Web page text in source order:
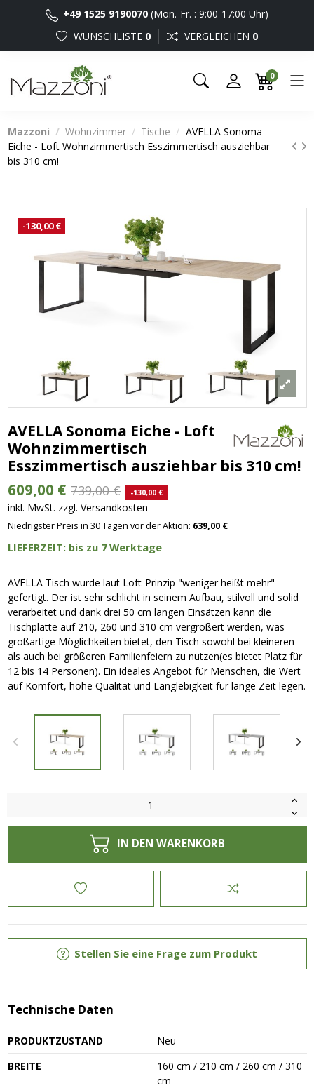
+49 1525 9190070 (Mon.-Fr. : 9:00-17:00 Uhr)
WUNSCHLISTE 0 VERGLEICHEN 0
0
Mazzoni Wohnzimmer Tische
AVELLA Sonoma
Eiche - Loft Wohnzimmertisch Esszimmertisch ausziehbar
bis 310 cm!
-130,00 €
AVELLA Sonoma Eiche - Loft
Wohnzimmertisch
Esszimmertisch ausziehbar bis 310 cm!
609,00 € 739,00 € -130,00 €
inkl. MwSt. zzgl. Versandkosten
Niedrigster Preis in 30 Tagen vor der Aktion: 639,00 €
LIEFERZEIT: bis zu 7 Werktage
AVELLA Tisch wurde laut Loft-Prinzip "weniger heißt mehr"
gefertigt. Der ist sehr schlicht in seinem Aufbau, stilvoll und solid
verarbeitet und dank drei 50 cm langen Einsätzen kann die
Tischplatte auf 210, 260 und 310 cm vergrößert werden, was
großartige Möglichkeiten bietet, den Tisch sowohl bei kleineren
als auch bei größeren Familienfeiern zu nutzen(es bietet Platz für
12 bis 14 Personen). Ein ideales Angebot für Menschen, die Wert
auf Komfort, hohe Qualität und Langlebigkeit für lange Zeit legen.
IN DEN WARENKORB
Stellen Sie eine Frage zum Produkt
Technische Daten
PRODUKTZUSTAND
Neu
BREITE
160 cm / 210 cm / 260 cm / 310
cm